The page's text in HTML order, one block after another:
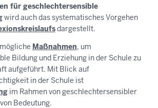
für geschlechtersensible
wird auch das systematisches Vorgehen
dargestellt.
Maßnahmen, um
Bildung und Erziehung in der Schule zu
aufgeführt. Mit Blick auf
in der Schule ist
im Rahmen von geschlechtersensibler
Bedeutung.